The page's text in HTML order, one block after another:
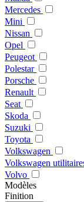
Mercedes
Mini
Nissan
Opel
Peugeot
Polestar
Porsche
Renault
Seat
Skoda
Suzuki
Toyota
Volkswagen
Volkswagen
Volvo
Modèles
Finition